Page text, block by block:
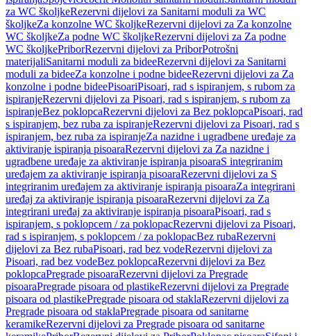
za WC školjkeRezervni dijelovi za Sanitarni moduli za WC
školjkeZa konzolne WC školjkeRezervni dijelovi za Za konzolne
WC školjkeZa podne WC školjkeRezervni dijelovi za Za podne
WC školjkePriborRezervni dijelovi za PriborPotrošni
materijaliSanitarni moduli za bideeRezervni dijelovi za Sanitarni
moduli za bideeZa konzolne i podne bideeRezervni dijelovi za Za
konzolne i podne bideePisoariPisoari, rad s ispiranjem, s rubom za
ispiranjeRezervni dijelovi za Pisoari, rad s ispiranjem, s rubom za
ispiranjeBez poklopcaRezervni dijelovi za Bez poklopcaPisoari, rad
s ispiranjem, bez ruba za ispiranjeRezervni dijelovi za Pisoari, rad s
ispiranjem, bez ruba za ispiranjeZa nazidne i ugradbene uređaje za
aktiviranje ispiranja pisoaraRezervni dijelovi za Za nazidne i
ugradbene uređaje za aktiviranje ispiranja pisoaraS integriranim
uređajem za aktiviranje ispiranja pisoaraRezervni dijelovi za S
integriranim uređajem za aktiviranje ispiranja pisoaraZa integrirani
uređaj za aktiviranje ispiranja pisoaraRezervni dijelovi za Za
integrirani uređaj za aktiviranje ispiranja pisoaraPisoari, rad s
ispiranjem, s poklopcem / za poklopacRezervni dijelovi za Pisoari,
rad s ispiranjem, s poklopcem / za poklopacBez rubaRezervni
dijelovi za Bez rubaPisoari, rad bez vodeRezervni dijelovi za
Pisoari, rad bez vodeBez poklopcaRezervni dijelovi za Bez
poklopcaPregrade pisoaraRezervni dijelovi za Pregrade
pisoaraPregrade pisoara od plastikeRezervni dijelovi za Pregrade
pisoara od plastikePregrade pisoara od staklaRezervni dijelovi za
Pregrade pisoara od staklaPregrade pisoara od sanitarne
keramikeRezervni dijelovi za Pregrade pisoara od sanitarne